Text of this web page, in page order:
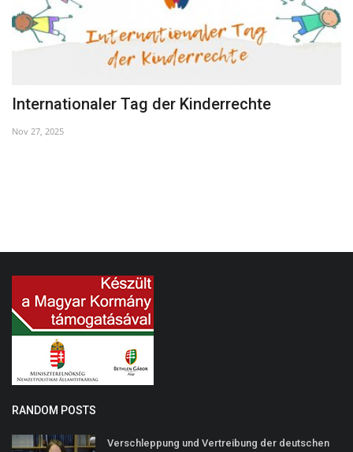
Internationaler Tag der Kinderrechte
Nov 27, 2025
RANDOM POSTS
Verschleppung und Vertreibung der deutschen